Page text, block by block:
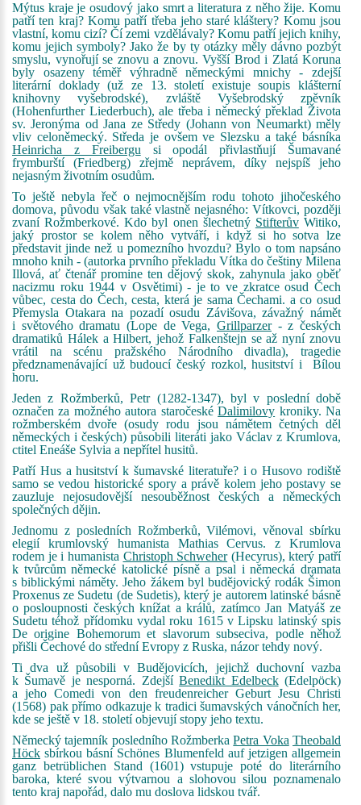
Mýtus kraje je osudový jako smrt a literatura z něho žije. Komu
patří ten kraj? Komu patří třeba jeho staré kláštery? Komu jsou
vlastní, komu cizí? Čí zemi vzdělávaly? Komu patří jejich knihy,
komu jejich symboly? Jako že by ty otázky měly dávno pozbýt
smyslu, vynořují se znovu a znovu. Vyšší Brod i Zlatá Koruna
byly osazeny téměř výhradně německými mnichy - zdejší
literární doklady (už ze 13. století existuje soupis klášterní
knihovny vyšebrodské), zvláště Vyšebrodský zpěvník
(Hohenfurther Liederbuch), ale třeba i německý překlad Života
sv. Jeronýma od Jana ze Středy (Johann von Neumarkt) měly
vliv celoněmecký. Středa je ovšem ve Slezsku a také básníka
Heinricha z Freibergu si opodál přivlastňují Šumavané
frymburští (Friedberg) zřejmě neprávem, díky nejspíš jeho
nejasným životním osudům.
To ještě nebyla řeč o nejmocnějším rodu tohoto jihočeského
domova, původu však také vlastně nejasného: Vítkovci, později
zvaní Rožmberkové. Kdo byl onen šlechetný StifterůvWitiko,
jaký prostor se kolem něho vytváří, i když si ho sotva lze
představit jinde než u pomezního hvozdu? Bylo o tom napsáno
mnoho knih - (autorka prvního překladu Vítka do češtiny Milena
Illová, ať čtenář promine ten dějový skok, zahynula jako oběť
nacizmu roku 1944 v Osvětimi) - je to ve zkratce osud Čech
vůbec, cesta do Čech, cesta, která je sama Čechami. a co osud
Přemysla Otakara na pozadí osudu Závišova, závažný námět
i světového dramatu (Lope de Vega, Grillparzer- z českých
dramatiků Hálek a Hilbert, jehož Falkenštejn se až nyní znovu
vrátil na scénu pražského Národního divadla), tragedie
předznamenávající už budoucí český rozkol, husitství i Bílou
horu.
Jeden z Rožmberků, Petr (1282-1347), byl v poslední době
označen za možného autora staročeskéDalimilovy kroniky. Na
rožmberském dvoře (osudy rodu jsou námětem četných děl
německých i českých) působili literáti jako Václav z Krumlova,
ctitel Eneáše Sylvia a nepřítel husitů.
Patří Hus a husitství k šumavské literatuře? i o Husovo rodiště
samo se vedou historické spory a právě kolem jeho postavy se
zauzluje nejosudovější nesouběžnost českých a německých
společných dějin.
Jednomu z posledních Rožmberků, Vilémovi, věnoval sbírku
elegií krumlovský humanista Mathias Cervus. z Krumlova
rodem je i humanista Christoph Schweher(Hecyrus), který patří
k tvůrcům německé katolické písně a psal i německá dramata
s biblickými náměty. Jeho žákem byl budějovický rodák Šimon
Proxenus ze Sudetu (de Sudetis), který je autorem latinské básně
o posloupnosti českých knížat a králů, zatímco Jan Matyáš ze
Sudetu téhož přídomku vydal roku 1615 v Lipsku latinský spis
De origine Bohemorum et slavorum subseciva, podle něhož
přišli Čechové do střední Evropy z Ruska, názor tehdy nový.
Ti dva už působili v Budějovicích, jejichž duchovní vazba
k Šumavě je nesporná. ZdejšíBenedikt Edelbeck(Edelpöck)
a jeho Comedi von den freudenreicher Geburt Jesu Christi
(1568) pak přímo odkazuje k tradici šumavských vánočních her,
kde se ještě v 18. století objevují stopy jeho textu.
Německý tajemník posledního RožmberkaPetra Voka Theobald
Höck sbírkou básní Schönes Blumenfeld auf jetzigen allgemein
ganz betrüblichen Stand (1601) vstupuje poté do literárního
baroka, které svou výtvarnou a slohovou silou poznamenalo
tento kraj napořád, dalo mu doslova lidskou tvář.